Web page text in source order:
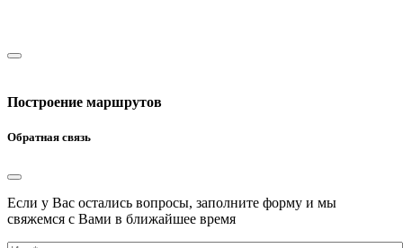
Построение маршрутов
Обратная связь
Если у Вас остались вопросы, заполните форму и мы
свяжемся с Вами в ближайшее время